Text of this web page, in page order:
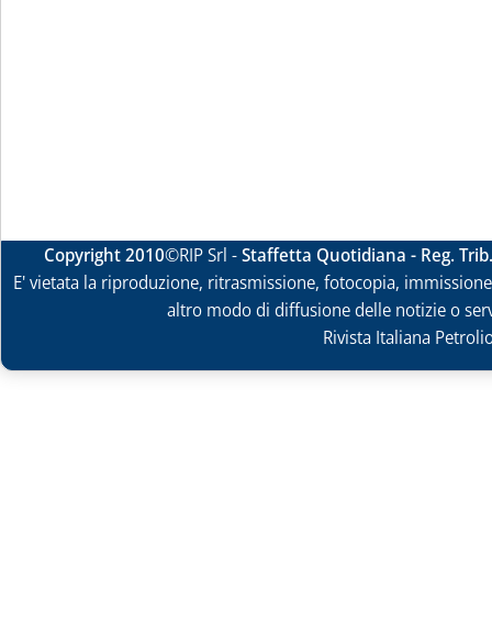
Copyright 2010©RIP Srl -Staffetta Quotidiana - Reg.
E' vietata la riproduzione, ritrasmissione, fotocopia,
altro modo di diffusione delle notizie o
Rivista Italiana